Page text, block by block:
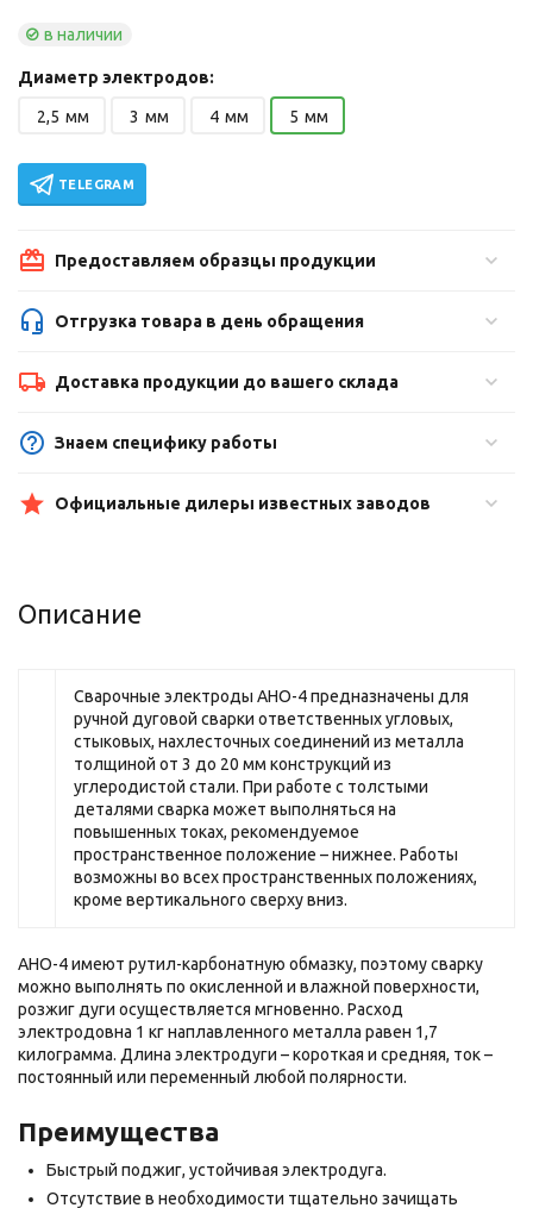
в наличии
Диаметр электродов:
2,5 мм 3 мм 4 мм 5 мм
TELEGRAM
Предоставляем образцы продукции
Отгрузка товара в день обращения
Доставка продукции до вашего склада
Знаем специфику работы
Официальные дилеры известных заводов
Описание
Сварочные электроды АНО-4 предназначены для
ручной дуговой сварки ответственных угловых,
стыковых, нахлесточных соединений из металла
толщиной от 3 до 20 мм конструкций из
углеродистой стали. При работе с толстыми
деталями сварка может выполняться на
повышенных токах, рекомендуемое
пространственное положение – нижнее. Работы
возможны во всех пространственных положениях,
кроме вертикального сверху вниз.
АНО-4 имеют рутил-карбонатную обмазку, поэтому сварку
можно выполнять по окисленной и влажной поверхности,
розжиг дуги осуществляется мгновенно. Расход
электродовна 1 кг наплавленного металла равен 1,7
килограмма. Длина электродуги – короткая и средняя, ток –
постоянный или переменный любой полярности.
Преимущества
Быстрый поджиг, устойчивая электродуга.
Отсутствие в необходимости тщательно зачищать